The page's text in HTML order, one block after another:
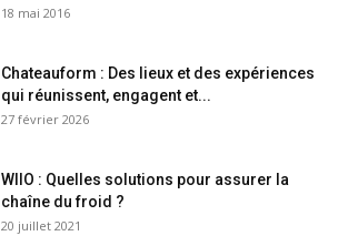
18 mai 2016
Chateauform : Des lieux et des expériences
qui réunissent, engagent et...
27 février 2026
WIIO : Quelles solutions pour assurer la
chaîne du froid ?
20 juillet 2021